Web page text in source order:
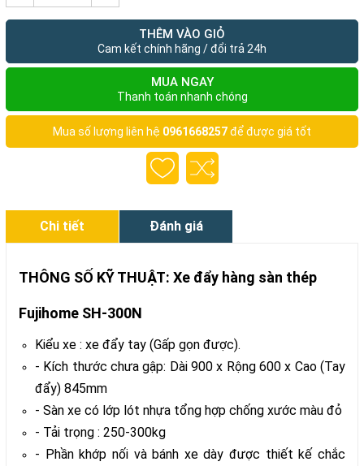
THÊM VÀO GIỎ
Cam kết chính hãng / đổi trả 24h
MUA NGAY
Thanh toán nhanh chóng
Mua số lượng liên hệ 0961668257để được giá tốt
Chi tiết Đánh giá
THÔNG SỐ KỸ THUẬT: Xe đẩy hàng sàn thép
Fujihome SH-300N
Kiểu xe : xe đẩy tay (Gấp gọn được).
- Kích thước chưa gập: Dài 900 x Rộng 600 x Cao (Tay
đẩy) 845mm
- Sàn xe có lớp lót nhựa tổng hợp chống xước màu đỏ
- Tải trọng : 250-300kg
- Phần khớp nối và bánh xe dày được thiết kế chắc